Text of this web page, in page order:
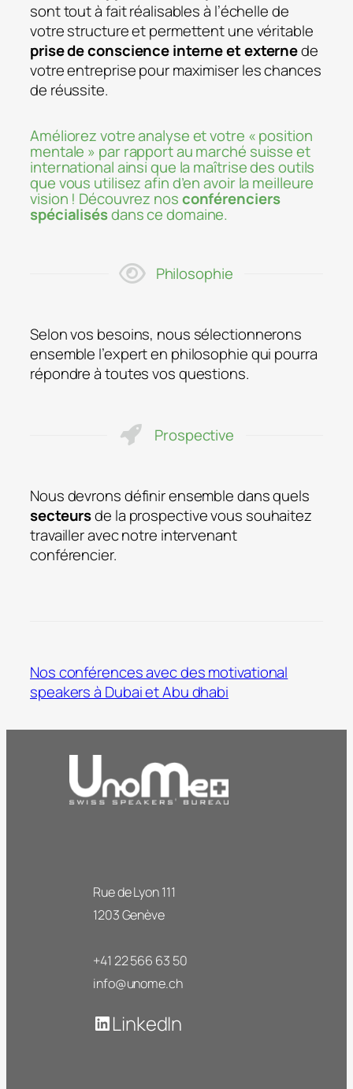
sont tout à fait réalisables à l’échelle de
votre structure et permettent une véritable
prise de conscience interne et externede
votre entreprise pour maximiser les chances
de réussite.
Améliorez votre analyse et votre « position
mentale » par rapport au marché suisse et
international ainsi que la maîtrise des outils
que vous utilisez afin d’en avoir la meilleure
vision ! Découvrez nosconférenciers
spécialisésdans ce domaine.
Philosophie
Selon vos besoins, nous sélectionnerons
ensemble l’expert en philosophie qui pourra
répondre à toutes vos questions.
Prospective
Nous devrons définir ensemble dans quels
secteursde la prospective vous souhaitez
travailler avec notre intervenant
conférencier.
Nos conférences avec des motivational
speakers à Dubai et Abu dhabi
Rue de Lyon 111
1203 Genève
+41 22 566 63 50
info@unome.ch
LinkedIn